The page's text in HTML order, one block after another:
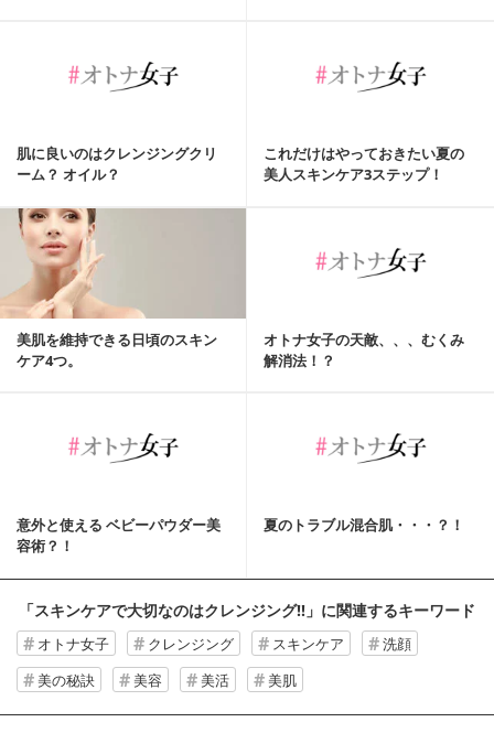
肌に良いのはクレンジングクリ
ーム？ オイル？
これだけはやっておきたい夏の
美人スキンケア3ステップ！
美肌を維持できる日頃のスキン
ケア4つ。
オトナ女子の天敵、、、むくみ
解消法！？
意外と使える ベビーパウダー美
容術？！
夏のトラブル混合肌・・・？！
「スキンケアで大切なのはクレンジング!!」 に関連するキーワード
オトナ女子 クレンジング スキンケア
洗顔
美の秘訣
美容 美活 美肌